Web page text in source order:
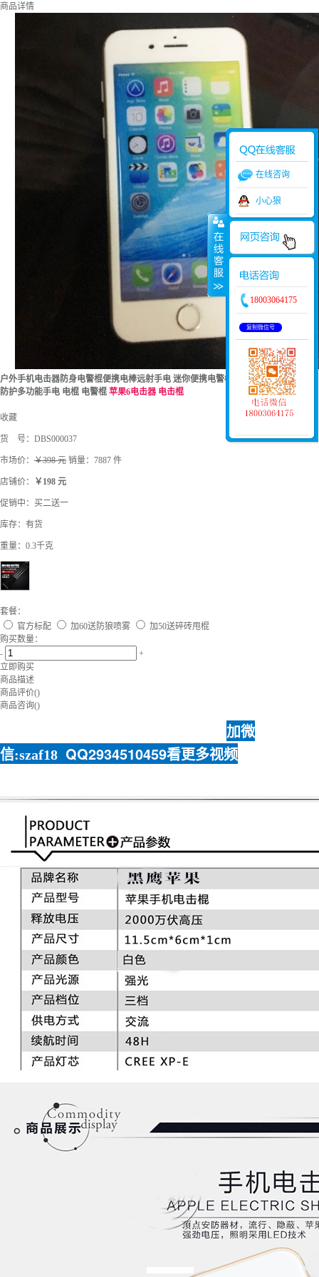
商品详情
户外手机电击器防身电警棍便携电棒远射手电 迷你便携电警棍充电筒电器 防狼居家
防护多功能手电 电棍 电警棍 苹果6电击器 电击棍
收藏
货 号： DBS000037
市场价： ￥398 元 销量：7887 件
店铺价： ￥198 元
促销中：买二送一
库存： 有货
重量：0.3千克
套餐：
官方标配
加60送防狼喷雾
加50送碎砖甩棍
购买数量：
-
+
立即购买
商品描述
商品评价()
商品咨询()
加微
信:szaf18 QQ2934510459看更多视频
在线咨询
小心狼
18003064175
复制微信号